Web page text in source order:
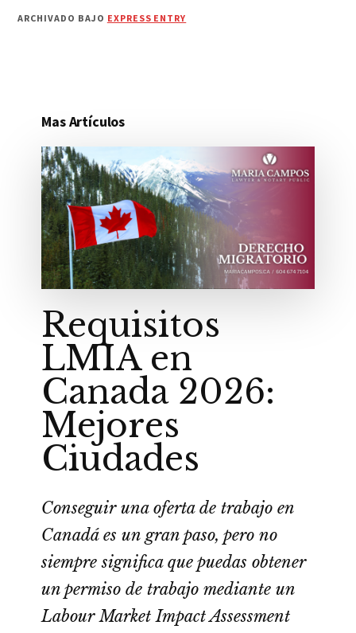
ARCHIVADO BAJO EXPRESS ENTRY
Mas Artículos
Requisitos
LMIA en
Canada 2026:
Mejores
Ciudades
Conseguir una oferta de trabajo en
Canadá es un gran paso, pero no
siempre significa que puedas obtener
un permiso de trabajo mediante un
Labour Market Impact Assessment